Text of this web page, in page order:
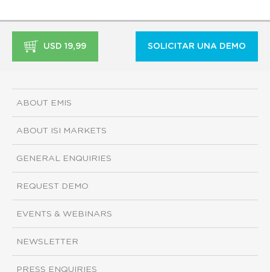
USD 19,99 SOLICITAR UNA DEMO
ABOUT EMIS
ABOUT ISI MARKETS
GENERAL ENQUIRIES
REQUEST DEMO
EVENTS & WEBINARS
NEWSLETTER
PRESS ENQUIRIES